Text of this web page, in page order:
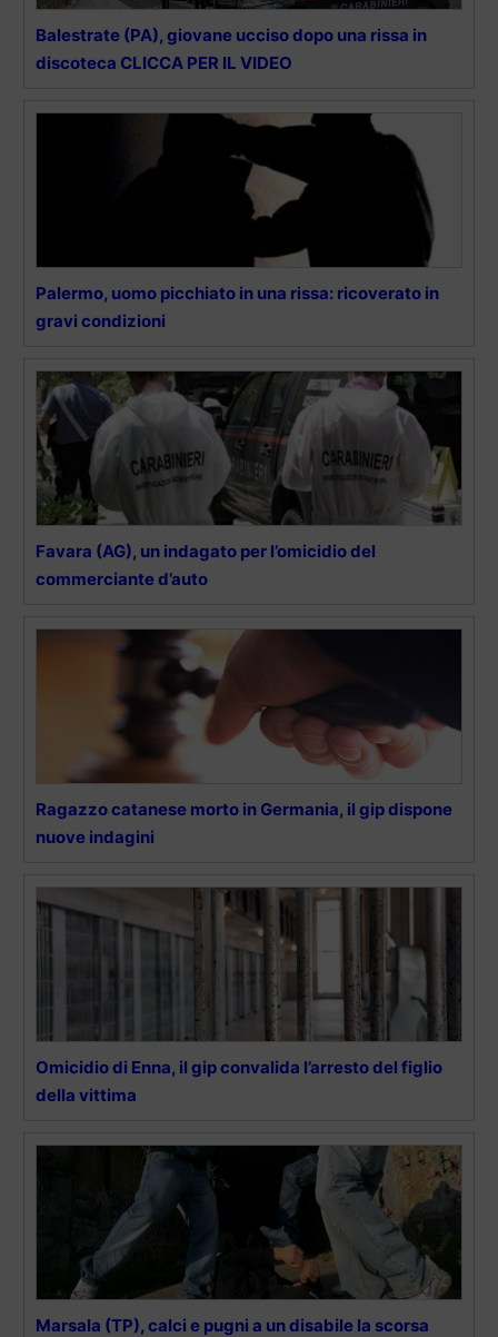
Balestrate (PA), giovane ucciso dopo una rissa in
discoteca CLICCA PER IL VIDEO
Palermo, uomo picchiato in una rissa: ricoverato in
gravi condizioni
Favara (AG), un indagato per l’omicidio del
commerciante d’auto
Ragazzo catanese morto in Germania, il gip dispone
nuove indagini
Omicidio di Enna, il gip convalida l’arresto del figlio
della vittima
Marsala (TP), calci e pugni a un disabile la scorsa